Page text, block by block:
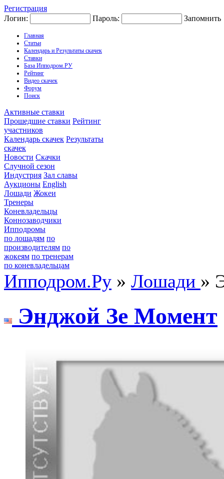
Регистрация
Логин:
Пароль: Запомнить
Главная
Статьи
Календарь и Результаты скачек
Ставки
База Ипподром.РУ
Рейтинг
Видео скачек
Форум
Поиск
Активные ставки
Прошедшие ставки Рейтинг
участников
Календарь скачек Результаты
скачек
Новости Скачки
Случной сезон
Индустрия Зал славы
Аукционы English
Лошади Жокеи
Тренеры
Коневладельцы
Коннозаводчики
Ипподромы
по лошадям по
производителям по
жокеям по тренерам
по коневладельцам
Ипподром.Ру » Лошади »
Энджoй Зe Moмeнт